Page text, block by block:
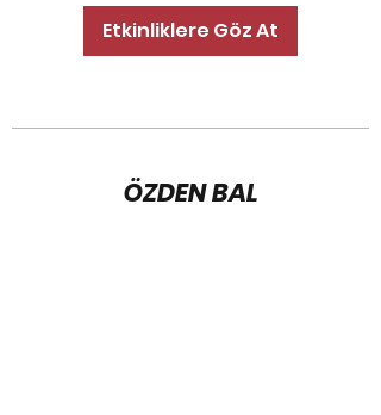
Etkinliklere Göz At
ÖZDEN BAL